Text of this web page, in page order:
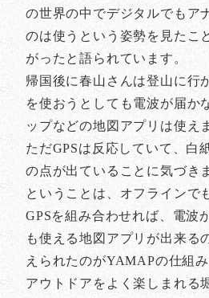
の世界の中でデジタルでもア
のは使うという姿勢を見たこ
がったと語られています。
帰国後に春山さんは登山に行
を使おうとしても電波が届か
ップなどの地図アプリは使え
ただGPSは反応していて、白
の点が出ていることに気づき
ということは、オフラインで
GPSを組み合わせれば、電波
も使える地図アプリが出来る
えられたのがYAMAPの仕組み
アウトドアをよく楽しまれる